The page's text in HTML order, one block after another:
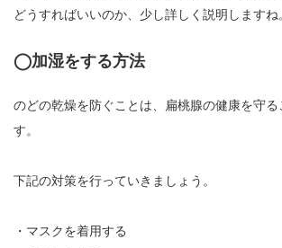
どうすればいいのか、少し詳しく説明しますね
◯加湿をする方法
のどの乾燥を防ぐことは、扁桃腺の健康を守る
す。
下記の対策を行っていきましょう。
・マスクを着用する